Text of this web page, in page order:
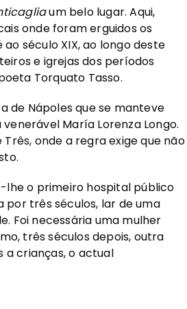
um belo lugar. Aqui,
onde foram erguidos os
século XIX, ao longo deste
e igrejas dos períodos
Torquato Tasso.
de Nápoles que se manteve
María Lorenza Longo.
onde a regra exige que não
lhe o primeiro hospital público
por três séculos, lar de uma
Foi necessária uma mulher
três séculos depois, outra
a crianças, o actual